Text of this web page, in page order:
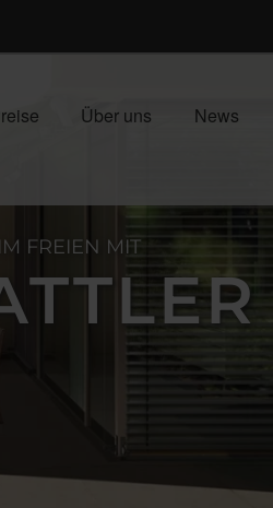
Über uns News
FREIEN MIT